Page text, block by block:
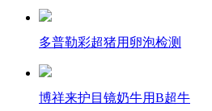
多普勒彩超猪用卵泡检测
博祥来护目镜奶牛用B超牛